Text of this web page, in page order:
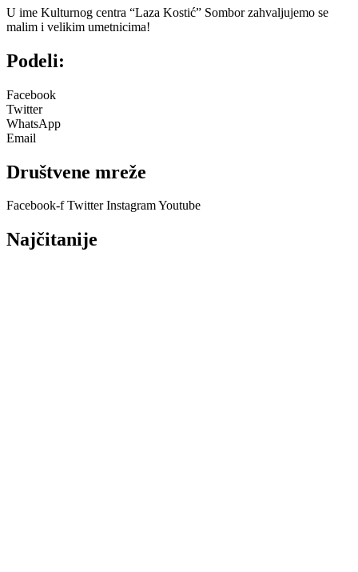
U ime Kulturnog centra “Laza Kostić” Sombor zahvaljujemo se
malim i velikim umetnicima!
Podeli:
Facebook
Twitter
WhatsApp
Email
Društvene mreže
Facebook-f Twitter InstagramYoutube
Najčitanije